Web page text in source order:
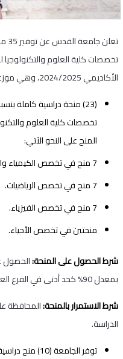
تخصصات كلية العلوم
الأكاديمي 2024/2025، وهي موزعة على النحو الآتي:
تخصصات كلية العلوم
المنح على النحو الآتي:
7 منح في تخصص الكيمياء والتكنولوجيا الكيميائية.
7 منح في تخصص الرياضيات.
7 منح في تخصص الفيزياء.
منحتين في تخصص الأحياء.
شرط الحصول على المنحة:الحصول
بمعدل 90% كحد أدنى في الفرع العلمي.
شرط الاستمرار بالمنحة:
الدراسة.